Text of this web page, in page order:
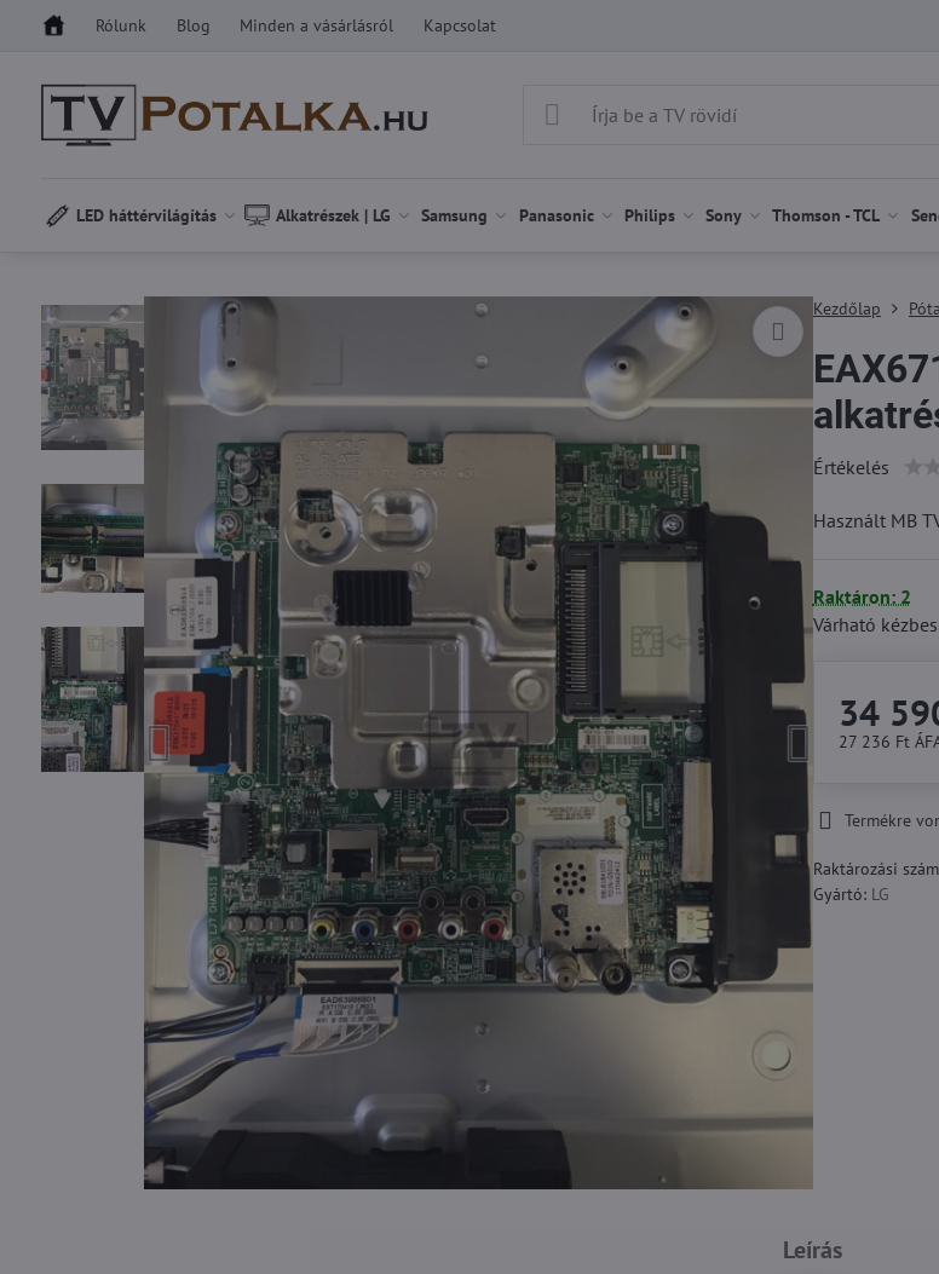
Rólunk Blog Minden a vásárlásról Kapcsolat
LED háttérvilágítás Alkatrészek | LG Samsung Panasonic Philips Sony Thomson - TCL
Kezdőlap
Értékelés
Használt MB
Raktáron: 2
Várható
34
27 236 Ft
Termékre
Raktározási
Gyártó: LG
Leírás